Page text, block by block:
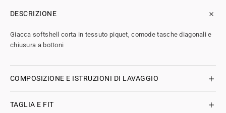
DESCRIZIONE
Giacca softshell corta in tessuto piquet, comode tasche diagonali e
chiusura a bottoni
COMPOSIZIONE E ISTRUZIONI DI LAVAGGIO
TAGLIA E FIT